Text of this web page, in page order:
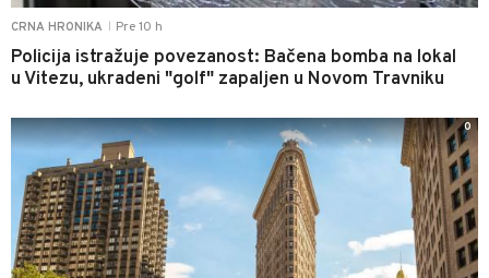
CRNA HRONIKA Pre 10 h
Policija istražuje povezanost: Bačena bomba na lokal
u Vitezu, ukradeni "golf" zapaljen u Novom Travniku
0